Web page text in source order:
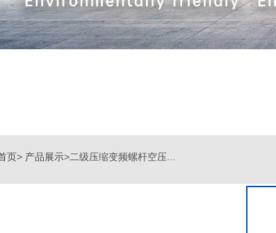
页> 产品展示>二级压缩变频螺杆空压...